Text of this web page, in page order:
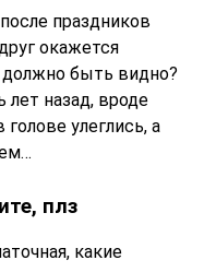
праздников
окажется
быть видно?
лет назад, вроде
улеглись, а
плз
какие